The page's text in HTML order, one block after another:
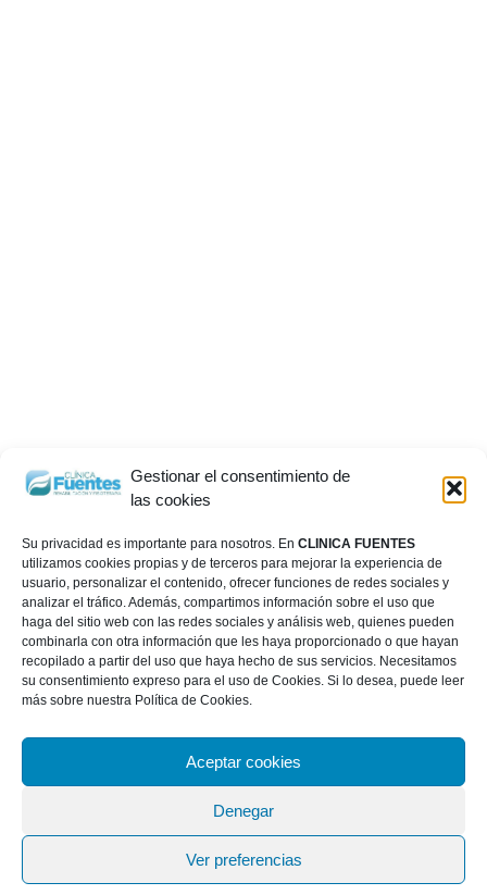
Gestionar el consentimiento de
las cookies
Su privacidad es importante para nosotros. En CLINICA FUENTES
utilizamos cookies propias y de terceros para mejorar la experiencia de
usuario, personalizar el contenido, ofrecer funciones de redes sociales y
analizar el tráfico. Además, compartimos información sobre el uso que
haga del sitio web con las redes sociales y análisis web, quienes pueden
combinarla con otra información que les haya proporcionado o que hayan
recopilado a partir del uso que haya hecho de sus servicios. Necesitamos
su consentimiento expreso para el uso de Cookies. Si lo desea, puede leer
más sobre nuestra Política de Cookies.
Aceptar cookies
Denegar
Ver preferencias